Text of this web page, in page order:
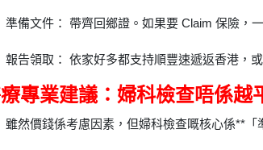
準備文件： 帶齊回鄉證。如果要 Claim 保險，
報告領取： 依家好多都支持順豐速遞返香港，
專業建議：婦科檢查唔係越
雖然價錢係考慮因素，但婦科檢查嘅核心係**「